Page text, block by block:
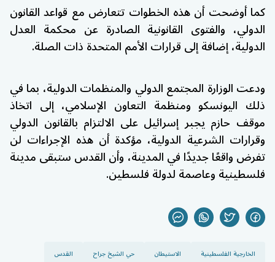
كما أوضحت أن هذه الخطوات تتعارض مع قواعد القانون
الدولي، والفتوى القانونية الصادرة عن محكمة العدل
الدولية، إضافة إلى قرارات الأمم المتحدة ذات الصلة.
ودعت الوزارة المجتمع الدولي والمنظمات الدولية، بما في
ذلك اليونسكوومنظمة التعاون الإسلامي، إلى اتخاذ
موقف حازم يجبر إسرائيل على الالتزام بالقانون الدولي
وقرارات الشرعية الدولية، مؤكدة أن هذه الإجراءات لن
تفرض واقعًا جديدًا في المدينة، وأن القدس ستبقى مدينة
فلسطينية وعاصمة لدولة فلسطين.
الخارجية الفلسطينية الاستيطان حي الشيخ جراح القدس